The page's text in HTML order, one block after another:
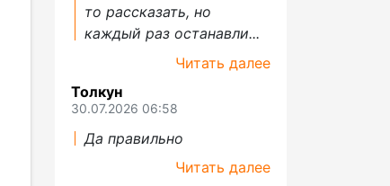
то рассказать, но
каждый раз останавли...
Читать далее
Толкун
30.07.2026 06:58
Да правильно
Читать далее